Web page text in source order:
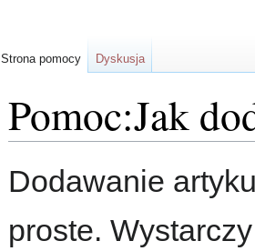
Pomoc:Jak
do
do
Dodawanie
proste.
Strona pomocy Dyskusja